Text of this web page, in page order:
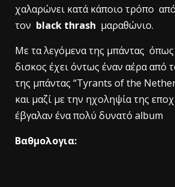
χαλαρώνει κατά κάποιο τρόπο
τον black thrash μαραθώνιο.
Με τα λεγόμενα της μπάντας
δισκος έχει όντως έναν αέρα από
της μπάντας “Tyrants of the
και μαζί με την ηχοληψία της
έβγαλαν ένα πολύ δυνατό album
Βαθμολογια: